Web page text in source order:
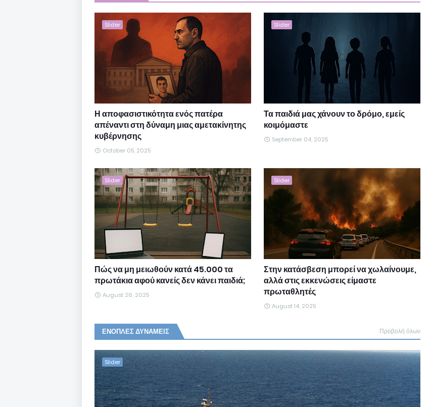
Slider
Η αποφασιστικότητα ενός πατέρα
απέναντι στη δύναμη μιας αμετακίνητης
κυβέρνησης
October 05, 2025
Slider
Τα παιδιά μας χάνουν το δρόμο, εμείς
κοιμόμαστε
September 04, 2025
Slider
Πώς να μη μειωθούν κατά 45.000 τα
πρωτάκια αφού κανείς δεν κάνει παιδιά;
August 26, 2025
Slider
Στην κατάσβεση μπορεί να χωλαίνουμε,
αλλά στις εκκενώσεις είμαστε
πρωταθλητές
August 14, 2025
ΕΝΟΠΛΕΣ ΔΥΝΑΜΕΙΣ Προβολή όλων
Slider